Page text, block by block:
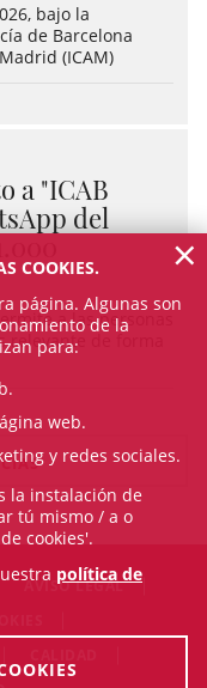
bajo la
de Barcelona
(ICAM)
a "ICAB
del
a las personas
de forma
AVISO LEGAL
COOKIES.
página. Algunas son
de la
para:
web.
y redes sociales.
la instalación de
tú mismo / a o
cookies'.
política de
×